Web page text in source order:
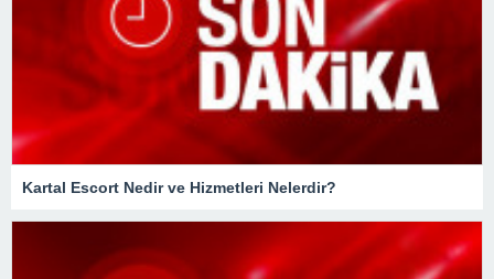
Kartal Escort Nedir ve Hizmetleri Nelerdir?